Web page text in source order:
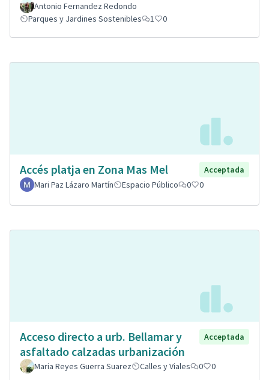
Antonio Fernandez Redondo
Parques y Jardines Sostenibles
1 0
Accés platja en Zona Mas Mel
Acceptada
Mari Paz Lázaro Martín
Espacio Público 0 0
Acceso directo a urb. Bellamar y
asfaltado calzadas urbanización
Acceptada
Maria Reyes Guerra Suarez Calles y Viales 0 0